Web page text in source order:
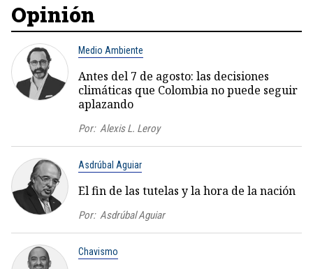
Opinión
Medio Ambiente
Antes del 7 de agosto: las decisiones
climáticas que Colombia no puede seguir
aplazando
Por: Alexis L. Leroy
Asdrúbal Aguiar
El fin de las tutelas y la hora de la nación
Por: Asdrúbal Aguiar
Chavismo